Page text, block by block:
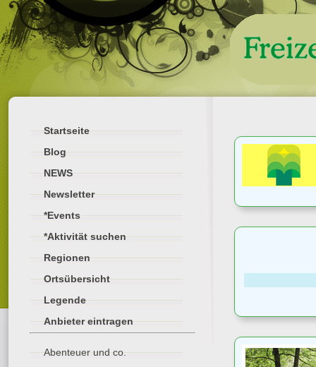
Startseite
Blog
NEWS
Newsletter
*Events
*Aktivität suchen
Regionen
Ortsübersicht
Legende
Anbieter eintragen
Abenteuer und co.